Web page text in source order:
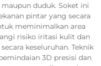
duduk. Soket ini
pintar yang secara
meminimalkan area
risiko iritasi kulit dan
keseluruhan. Teknik
3D presisi dan